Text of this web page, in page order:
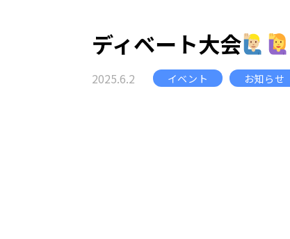
ディベート大会
2025.6.2 イベント お知らせ